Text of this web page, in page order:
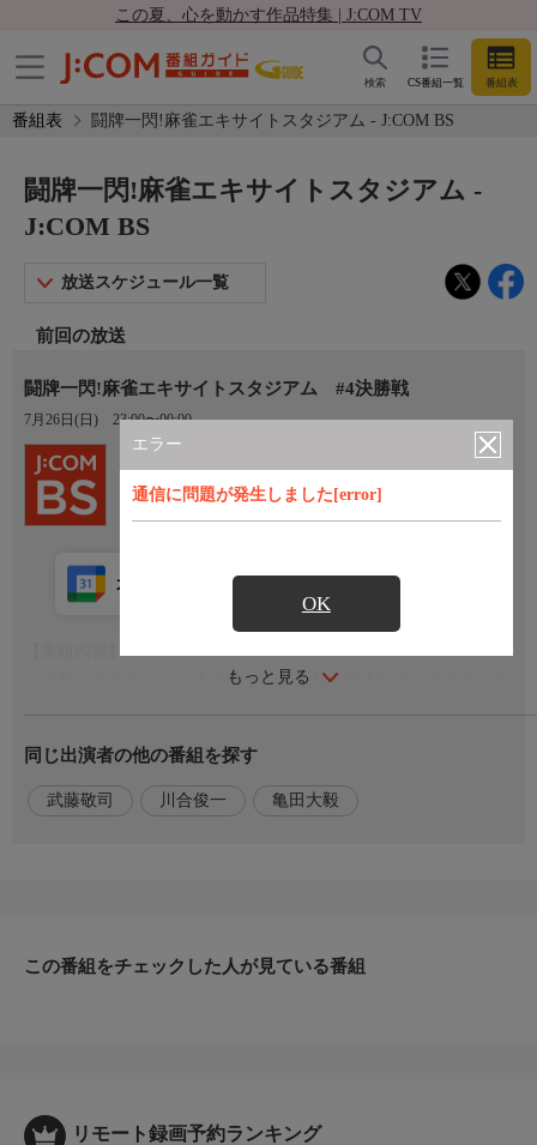
この夏、心を動かす作品特集 | J:COM TV
CS番組一覧 番組表
検索
番組表 闘牌一閃!麻雀エキサイトスタジアム - J:COM BS
エラー
通信に問題が発生しました[error]
OK
闘牌一閃!麻雀エキサイトスタジアム -
J:COM BS
放送スケジュール一覧
前回の放送
闘牌一閃!麻雀エキサイトスタジアム #4決勝戦
7月26日(日) 23:00〜00:00
もっと見る
カレンダー登録 アプリ視聴
「決勝」近年マインドスポーツとしても注目されている麻雀。目
【公開・放送年】
2024年
https://x.com/BS260_official
同じ出演者の他の番組を探す
武藤敬司 川合俊一 亀田大毅
この番組をチェックした人が見ている番組
リモート録画予約ランキング